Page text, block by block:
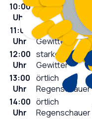
10:00
Uhr
örtlich
Regenschauer
11:00
Uhr
starke
Gewitter
12:00
Uhr
starke
Gewitter
13:00
Uhr
örtlich
Regenschauer
14:00
Uhr
örtlich
Regenschauer